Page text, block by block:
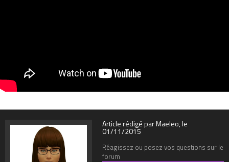
Article rédigé par Maeleo, le
01/11/2015
Réagissez ou posez vos questions sur le
forum